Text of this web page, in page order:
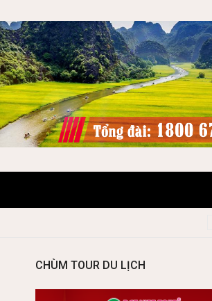
CHÙM TOUR DU LỊCH